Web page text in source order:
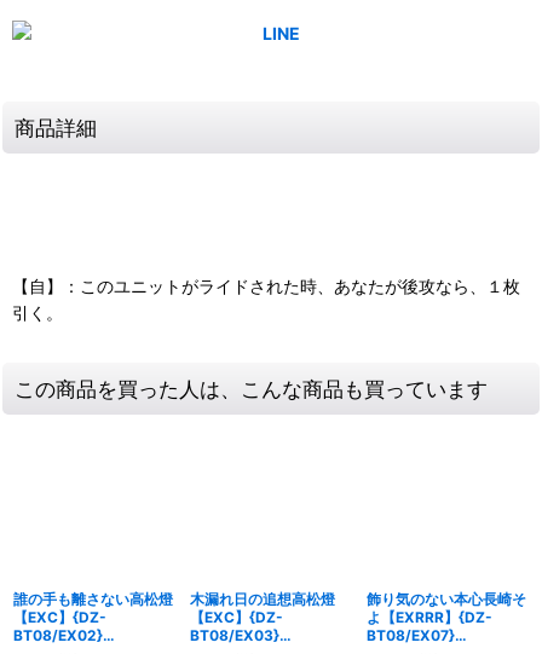
商品詳細
【自】：このユニットがライドされた時、あなたが後攻なら、１枚
引く。
この商品を買った人は、こんな商品も買っています
誰の手も離さない高松燈
【EXC】{DZ-
BT08/EX02}
木漏れ日の追想高松燈
【EXC】{DZ-
BT08/EX03}
飾り気のない本心長崎そ
よ【EXRRR】{DZ-
BT08/EX07}